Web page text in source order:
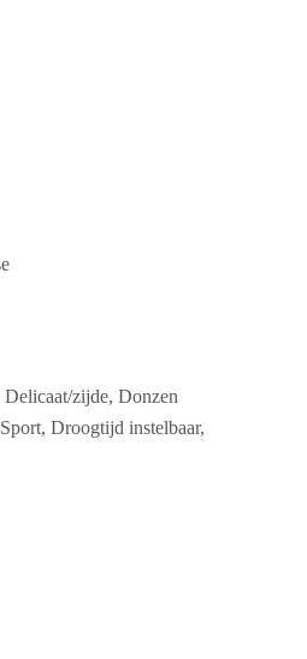
zijde, Donzen
Droogtijd instelbaar,